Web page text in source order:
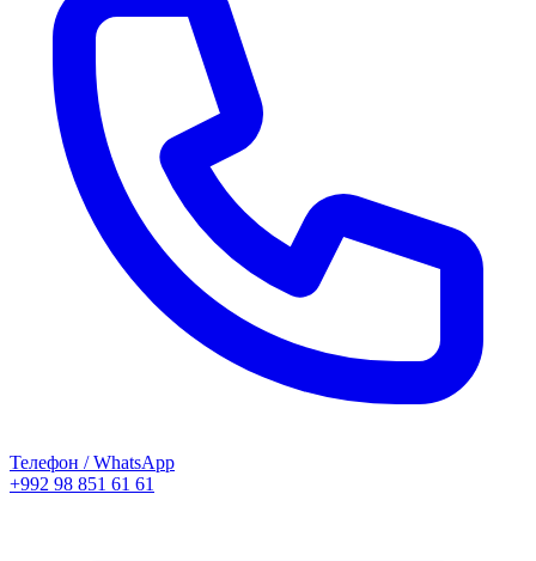
Телефон / WhatsApp
+992 98 851 61 61